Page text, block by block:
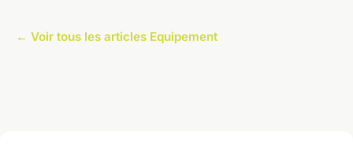
← Voir tous les articles Equipement